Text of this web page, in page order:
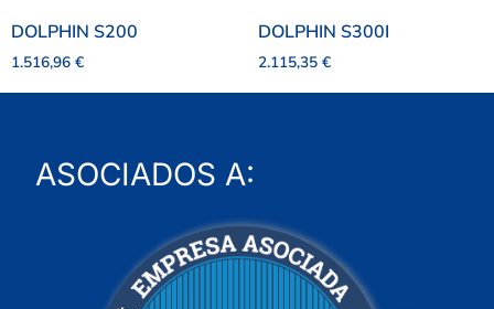
DOLPHIN S200
1.516,96 €
DOLPHIN S300I
2.115,35 €
ASOCIADOS A: